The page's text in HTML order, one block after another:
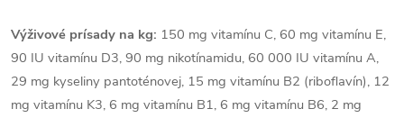
Výživové prísady na kg: 150 mg vitamínu C, 60 mg vitamínu E,
90 IU vitamínu D3, 90 mg nikotínamidu, 60 000 IU vitamínu A,
29 mg kyseliny pantoténovej, 15 mg vitamínu B2 (riboflavín), 12
mg vitamínu K3, 6 mg vitamínu B1, 6 mg vitamínu B6, 2 mg